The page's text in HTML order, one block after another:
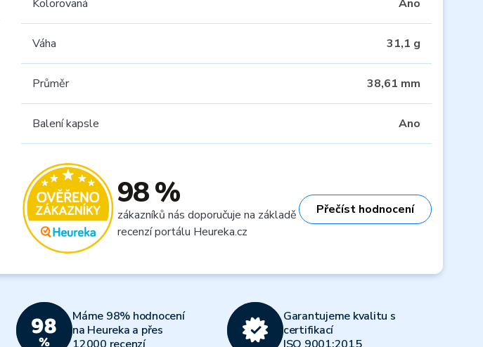
Kolorovaná Ano
Váha 31,1 g
Průměr 38,61 mm
Balení kapsle Ano
98 %
zákazníků nás doporučuje na základě
recenzí portálu Heureka.cz
Přečíst hodnocení
Máme 98% hodnocení
na Heureka a přes
Garantujeme kvalitu s
certifikací